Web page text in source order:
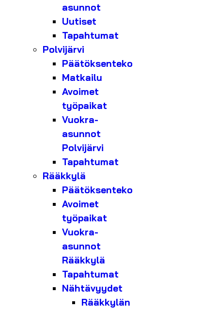
asunnot
Uutiset
Tapahtumat
Polvijärvi
Päätöksenteko
Matkailu
Avoimet
työpaikat
Vuokra-
asunnot
Polvijärvi
Tapahtumat
Rääkkylä
Päätöksenteko
Avoimet
työpaikat
Vuokra-
asunnot
Rääkkylä
Tapahtumat
Nähtävyydet
Rääkkylän